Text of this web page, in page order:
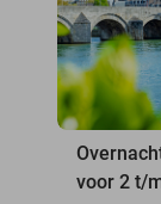
voor 2 t/